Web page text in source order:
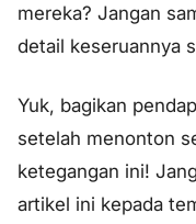
mereka? Jangan
detail keseruannya
Yuk, bagikan
setelah menonton
ketegangan ini!
artikel ini kepada